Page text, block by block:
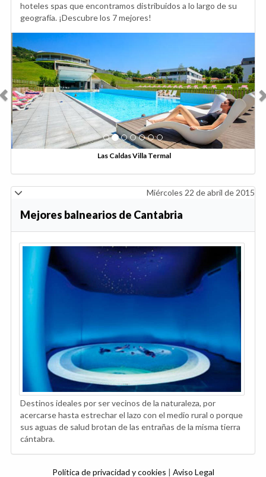
hoteles spas que encontramos distribuidos a lo largo de su
geografía. ¡Descubre los 7 mejores!
Las Caldas Villa Termal
Anterior
Miércoles 22 de abril de 2015
Mejores balnearios de Cantabria
Destinos ideales por ser vecinos de la naturaleza, por
acercarse hasta estrechar el lazo con el medio rural o porque
sus aguas de salud brotan de las entrañas de la misma tierra
cántabra.
Política de privacidad y cookies | Aviso Legal